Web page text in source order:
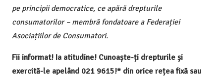
pe principii democratice, ce apără drepturile
consumatorilor – membră fondatoare a Federației
Asociațiilor de Consumatori.
Fii informat! Ia atitudine! Cunoaște-ți drepturile și
exercită-le apelând 021 9615!* din orice rețea fixă sau